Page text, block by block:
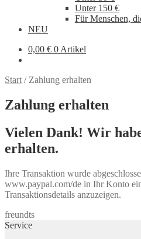
Unter 150 €
Für Menschen,
NEU
0,00 € 0 Artikel
Start / Zahlung erhalten
Zahlung erhalten
Vielen Dank! Wir
erhalten.
Ihre Transaktion wurde
www.paypal.com/de in Ihr Konto
Transaktionsdetails anzuzeigen.
freundts
Service